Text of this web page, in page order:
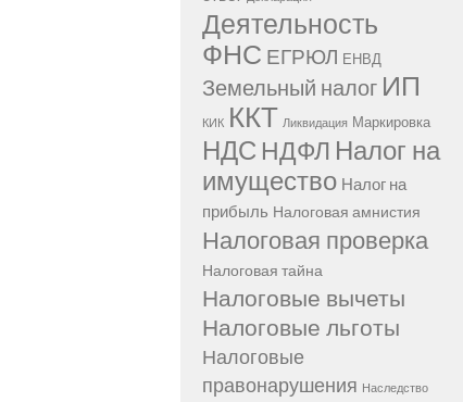
Деятельность
ФНС ЕГРЮЛ ЕНВД
Земельный налог ИП
КИК ККТ Ликвидация Маркировка
НДС НДФЛ Налог на
имущество Налог на
прибыль Налоговая амнистия
Налоговая проверка
Налоговая тайна
Налоговые вычеты
Налоговые льготы
Налоговые
правонарушения Наследство